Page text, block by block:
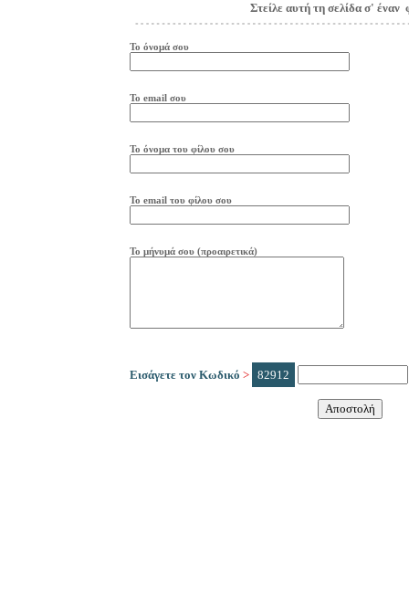
Στείλε αυτή τη σελίδα σ' έναν
Το όνομά σου
Το email σου
Το όνομα του φίλου σου
Το email του φίλου σου
Το μήνυμά σου (προαιρετικά)
Εισάγετε τον Κωδικό > 82912